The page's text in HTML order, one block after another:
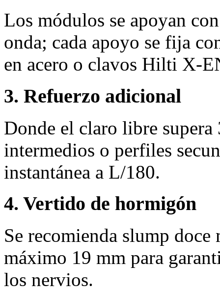
Los módulos se apoyan
onda; cada apoyo se fija
en acero o clavos Hilti
3. Refuerzo adicional
Donde el claro libre supera
intermedios o perfiles
instantánea a L/180.
4. Vertido de hormigón
Se recomienda slump
máximo 19 mm para
los nervios.